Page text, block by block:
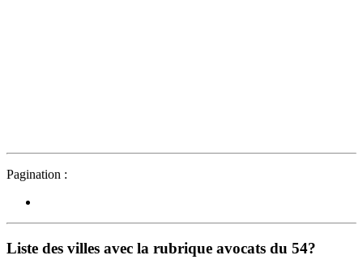
Pagination :
Liste des villes avec la rubrique avocats du 54?